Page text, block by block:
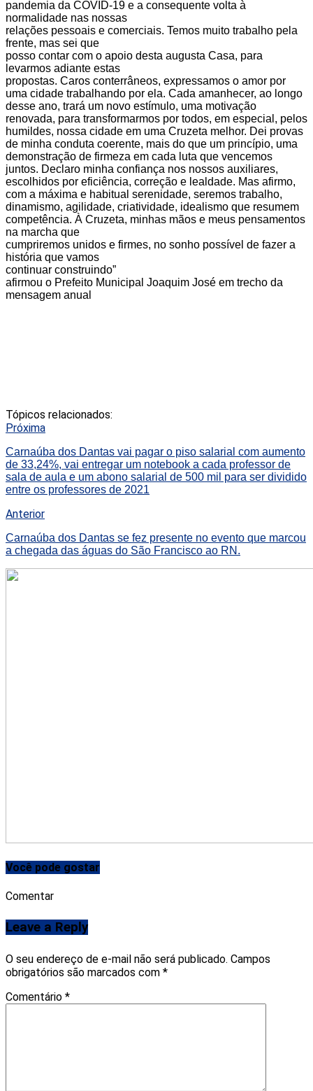
pandemia da COVID-19 e a consequente volta à
normalidade nas nossas
relações pessoais e comerciais. Temos muito trabalho pela
frente, mas sei que
posso contar com o apoio desta augusta Casa, para
levarmos adiante estas
propostas. Caros conterrâneos, expressamos o amor por
uma cidade trabalhando por ela. Cada amanhecer, ao longo
desse ano, trará um novo estímulo, uma motivação
renovada, para transformarmos por todos, em especial, pelos
humildes, nossa cidade em uma Cruzeta melhor. Dei provas
de minha conduta coerente, mais do que um princípio, uma
demonstração de firmeza em cada luta que vencemos
juntos. Declaro minha confiança nos nossos auxiliares,
escolhidos por eficiência, correção e lealdade. Mas afirmo,
com a máxima e habitual serenidade, seremos trabalho,
dinamismo, agilidade, criatividade, idealismo que resumem
competência. À Cruzeta, minhas mãos e meus pensamentos
na marcha que
cumpriremos unidos e firmes, no sonho possível de fazer a
história que vamos
continuar construindo”
afirmou o Prefeito Municipal Joaquim José em trecho da
mensagem anual
Tópicos relacionados:
Próxima
Carnaúba dos Dantas vai pagar o piso salarial com aumento
de 33,24%, vai entregar um notebook a cada professor de
sala de aula e um abono salarial de 500 mil para ser dividido
entre os professores de 2021
Anterior
Carnaúba dos Dantas se fez presente no evento que marcou
a chegada das águas do São Francisco ao RN.
Você pode gostar
Comentar
Leave a Reply
O seu endereço de e-mail não será publicado. Campos
obrigatórios são marcados com *
Comentário *